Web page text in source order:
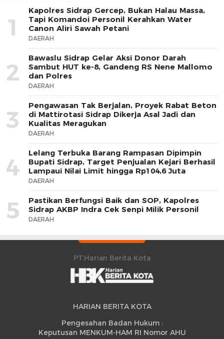
1
Kapolres Sidrap Gercep, Bukan Halau Massa,
Tapi Komandoi Personil Kerahkan Water
Canon Aliri Sawah Petani
DAERAH
2
Bawaslu Sidrap Gelar Aksi Donor Darah
Sambut HUT ke-8, Gandeng RS Nene Mallomo
dan Polres
DAERAH
3
Pengawasan Tak Berjalan, Proyek Rabat Beton
di Mattirotasi Sidrap Dikerja Asal Jadi dan
Kualitas Meragukan
DAERAH
4
Lelang Terbuka Barang Rampasan Dipimpin
Bupati Sidrap, Target Penjualan Kejari Berhasil
Lampaui Nilai Limit hingga Rp104,6 Juta
DAERAH
5
Pastikan Berfungsi Baik dan SOP, Kapolres
Sidrap AKBP Indra Cek Senpi Milik Personil
DAERAH
PT.Harian Berita Kota
HARIAN BERITA KOTA
Pengesahan Badan Hukum :
Keputusan MENKUM-HAM RI Nomor AHU